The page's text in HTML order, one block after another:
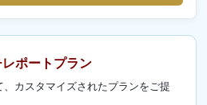
ポートプラン
カスタマイズされたプランをご提